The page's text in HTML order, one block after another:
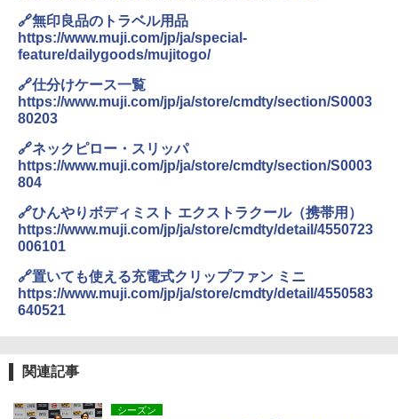
🔗無印良品のトラベル用品
https://www.muji.com/jp/ja/special-
feature/dailygoods/mujitogo/
🔗仕分けケース一覧
https://www.muji.com/jp/ja/store/cmdty/section/S0003
80203
🔗ネックピロー・スリッパ
https://www.muji.com/jp/ja/store/cmdty/section/S0003
804
🔗ひんやりボディミスト エクストラクール（携帯用）
https://www.muji.com/jp/ja/store/cmdty/detail/4550723
006101
🔗置いても使える充電式クリップファン ミニ
https://www.muji.com/jp/ja/store/cmdty/detail/4550583
640521
関連記事
シーズン